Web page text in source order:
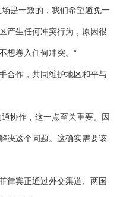
是一致的，我们希望避免一
生任何冲突行为，原因很
想卷入任何冲突。”
合作，共同维护地区和平与
协作，这一点至关重要。因
决这个问题。这确实需要该
律宾正通过外交渠道、两国